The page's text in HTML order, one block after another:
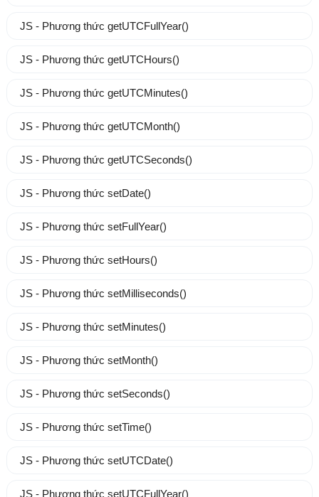
JS - Phương thức getUTCFullYear()
JS - Phương thức getUTCHours()
JS - Phương thức getUTCMinutes()
JS - Phương thức getUTCMonth()
JS - Phương thức getUTCSeconds()
JS - Phương thức setDate()
JS - Phương thức setFullYear()
JS - Phương thức setHours()
JS - Phương thức setMilliseconds()
JS - Phương thức setMinutes()
JS - Phương thức setMonth()
JS - Phương thức setSeconds()
JS - Phương thức setTime()
JS - Phương thức setUTCDate()
JS - Phương thức setUTCFullYear()